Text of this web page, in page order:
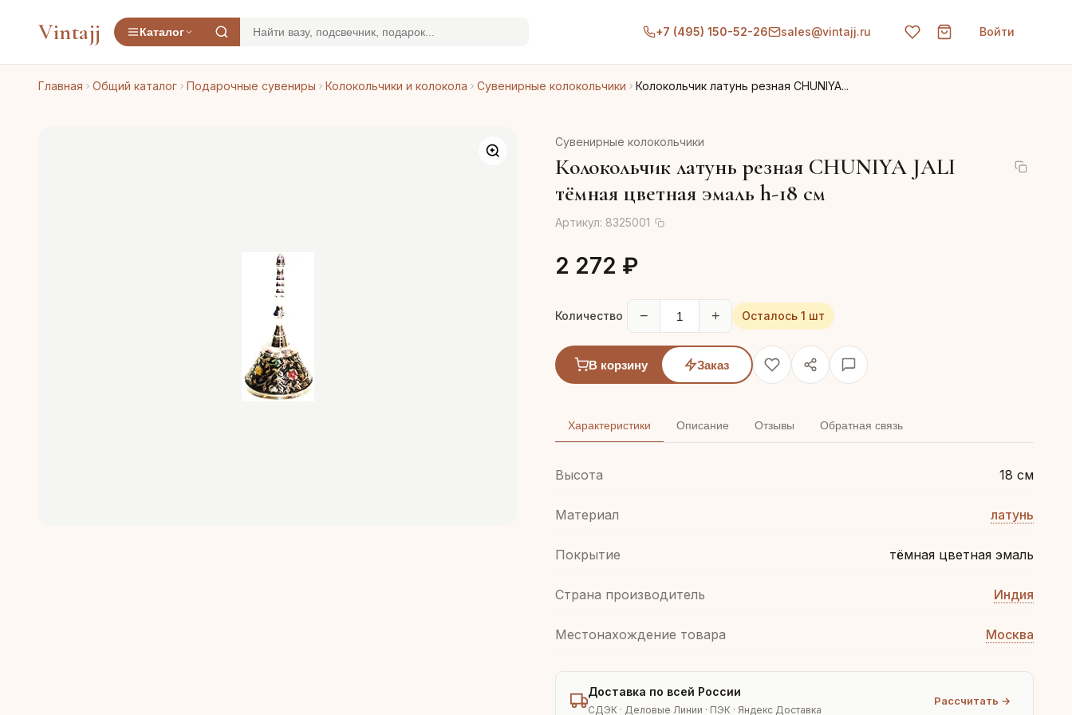
Vintajj Каталог +7 (495) 150-52-26 sales@vintajj.ru Войти
Главная Общий каталог Подарочные сувениры Колокольчики и колокола Сувенирные колокольчики Колокольчик латунь резная CHUNIYA...
Сувенирные колокольчики
Колокольчик латунь резная CHUNIYA JALI
тёмная цветная эмаль h-18 см
Артикул: 8325001
2 272 ₽
Количество − + Осталось 1 шт
В корзину Заказ
Характеристики Описание Отзывы Обратная связь
Высота 18 см
Материал латунь
Покрытие тёмная цветная эмаль
Страна производитель Индия
Местонахождение товара Москва
Доставка по всей России
СДЭК · Деловые Линии · ПЭК · Яндекс Доставка
Рассчитать →